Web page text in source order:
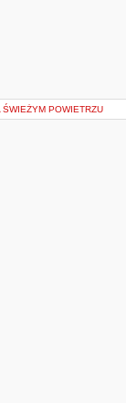
POWIETRZU